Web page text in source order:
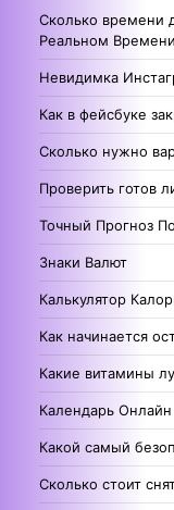
Сколько времени
Реальном Времени
Невидимка
Как в фейсбуке
Сколько нужно
Проверить готов
Точный Прогноз
Знаки Валют
Калькулятор
Как начинается
Какие витамины
Календарь Онлайн
Какой самый
Сколько стоит